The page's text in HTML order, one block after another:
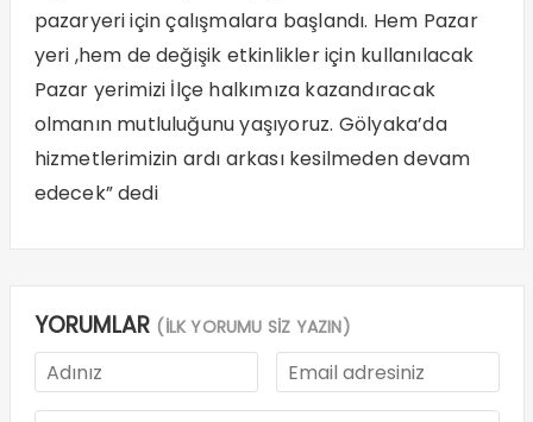
pazaryeri için çalışmalara başlandı. Hem Pazar
yeri ,hem de değişik etkinlikler için kullanılacak
Pazar yerimizi İlçe halkımıza kazandıracak
olmanın mutluluğunu yaşıyoruz. Gölyaka’da
hizmetlerimizin ardı arkası kesilmeden devam
edecek” dedi
YORUMLAR (İLK YORUMU SİZ YAZIN)